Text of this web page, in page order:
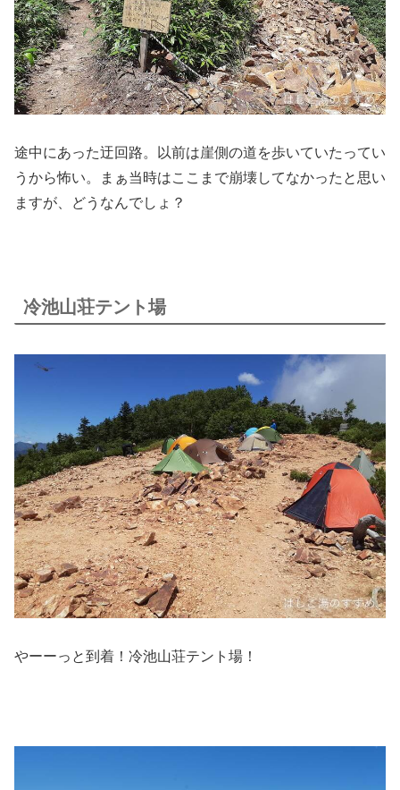
途中にあった迂回路。以前は崖側の道を歩いていたってい
うから怖い。まぁ当時はここまで崩壊してなかったと思い
ますが、どうなんでしょ？
冷池山荘テント場
やーーっと到着！冷池山荘テント場！